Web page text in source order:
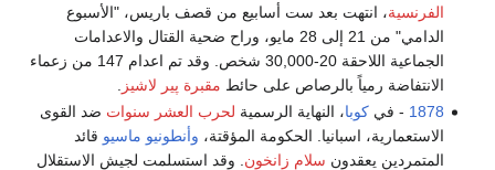
الفرنسية، انتهت بعد ست أسابيع من قصف باريس، "الأسبوع
الدامي" من 21 إلى 28 مايو، وراح ضحية القتال والاعدامات
الجماعية اللاحقة 20-30,000 شخص. وقد تم اعدام 147 من زعماء
الانتفاضة رمياً بالرصاص على حائط مقبرة پير لاشيز .
1878 - فيكوبا، النهاية الرسمية لحرب العشر سنوات ضد القوى
الاستعمارية، اسبانيا. الحكومة المؤقتة، وأنطونيو ماسيو قائد
المتمردين يعقدون سلام زانخون . وقد استسلمت لجيش الاستقلال